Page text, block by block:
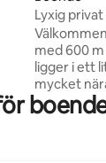
Lyxig
padeltennis
med 600
ligger i ett
mycket
exklusiva
möblerna